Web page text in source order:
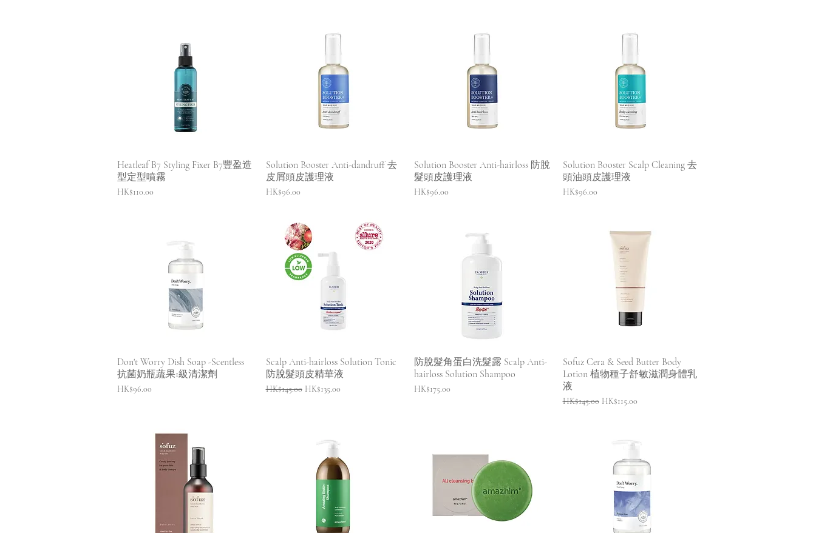
快速瀏覽
Heatleaf B7 Styling Fixer B7豐盈造
型定型噴霧
價格
HK$110.00
快速瀏覽
Solution Booster Anti-dandruff 去
皮屑頭皮護理液
價格
HK$96.00
快速瀏覽
Solution Booster Anti-hairloss 防脫
髮頭皮護理液
價格
HK$96.00
快速瀏覽
Solution Booster Scalp Cleaning 去
頭油頭皮護理液
價格
HK$96.00
快速瀏覽
Don't Worry Dish Soap -Scentless
抗菌奶瓶蔬果1級清潔劑
價格
HK$96.00
快速瀏覽
Scalp Anti-hairloss Solution Tonic
防脫髮頭皮精華液
一般價格
HK$145.00 促銷價格
HK$135.00
快速瀏覽
防脫髮角蛋白洗髮露 Scalp Anti-
hairloss Solution Shampoo
價格
HK$175.00
快速瀏覽
Sofuz Cera & Seed Butter Body
Lotion 植物種子舒敏滋潤身體乳
液
一般價格
HK$145.00 促銷價格
HK$115.00